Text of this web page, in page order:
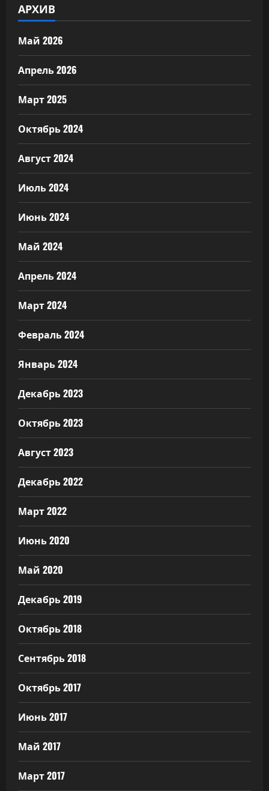
АРХИВ
Май 2026
Апрель 2026
Март 2025
Октябрь 2024
Август 2024
Июль 2024
Июнь 2024
Май 2024
Апрель 2024
Март 2024
Февраль 2024
Январь 2024
Декабрь 2023
Октябрь 2023
Август 2023
Декабрь 2022
Март 2022
Июнь 2020
Май 2020
Декабрь 2019
Октябрь 2018
Сентябрь 2018
Октябрь 2017
Июнь 2017
Май 2017
Март 2017